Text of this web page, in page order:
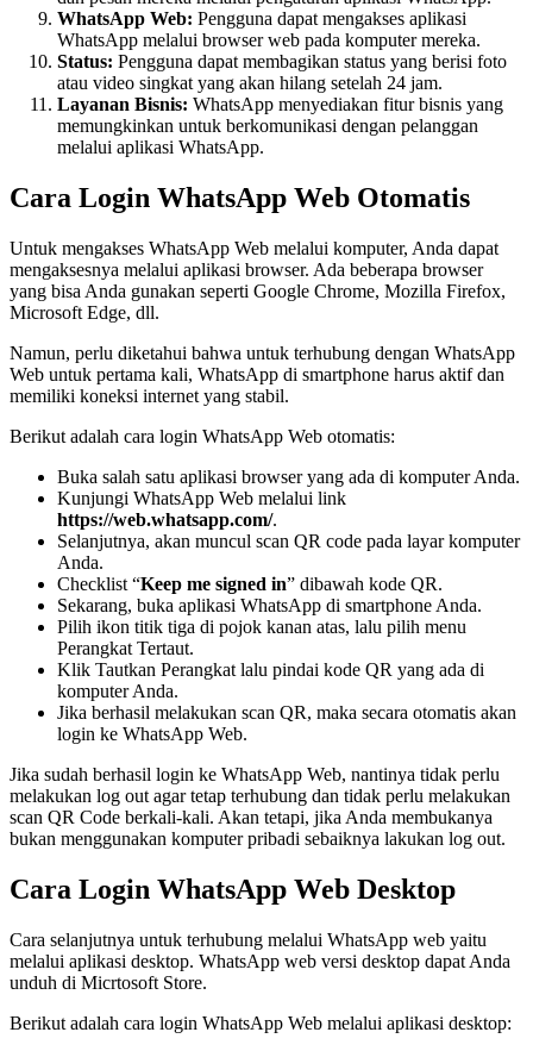
WhatsApp Web: Pengguna dapat mengakses aplikasi
WhatsApp melalui browser web pada komputer mereka.
Status: Pengguna dapat membagikan status yang berisi foto
atau video singkat yang akan hilang setelah 24 jam.
Layanan Bisnis: WhatsApp menyediakan fitur bisnis yang
memungkinkan untuk berkomunikasi dengan pelanggan
melalui aplikasi WhatsApp.
Cara Login WhatsApp Web Otomatis
Untuk mengakses WhatsApp Web melalui komputer, Anda dapat
mengaksesnya melalui aplikasi browser. Ada beberapa browser
yang bisa Anda gunakan seperti Google Chrome, Mozilla Firefox,
Microsoft Edge, dll.
Namun, perlu diketahui bahwa untuk terhubung dengan WhatsApp
Web untuk pertama kali, WhatsApp di smartphone harus aktif dan
memiliki koneksi internet yang stabil.
Berikut adalah cara login WhatsApp Web otomatis:
Buka salah satu aplikasi browser yang ada di komputer Anda.
Kunjungi WhatsApp Web melalui link
https://web.whatsapp.com/.
Selanjutnya, akan muncul scan QR code pada layar komputer
Anda.
Checklist “Keep me signed in” dibawah kode QR.
Sekarang, buka aplikasi WhatsApp di smartphone Anda.
Pilih ikon titik tiga di pojok kanan atas, lalu pilih menu
Perangkat Tertaut.
Klik Tautkan Perangkat lalu pindai kode QR yang ada di
komputer Anda.
Jika berhasil melakukan scan QR, maka secara otomatis akan
login ke WhatsApp Web.
Jika sudah berhasil login ke WhatsApp Web, nantinya tidak perlu
melakukan log out agar tetap terhubung dan tidak perlu melakukan
scan QR Code berkali-kali. Akan tetapi, jika Anda membukanya
bukan menggunakan komputer pribadi sebaiknya lakukan log out.
Cara Login WhatsApp Web Desktop
Cara selanjutnya untuk terhubung melalui WhatsApp web yaitu
melalui aplikasi desktop. WhatsApp web versi desktop dapat Anda
unduh di Micrtosoft Store.
Berikut adalah cara login WhatsApp Web melalui aplikasi desktop: